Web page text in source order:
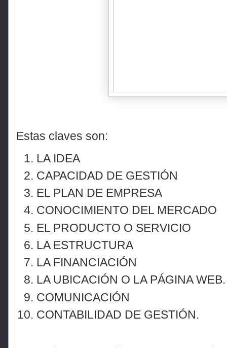
Estas claves son:
LA IDEA
CAPACIDAD DE GESTIÓN
EL PLAN DE EMPRESA
CONOCIMIENTO DEL MERCADO
EL PRODUCTO O SERVICIO
LA ESTRUCTURA
LA FINANCIACIÓN
LA UBICACIÓN O LA PÁGINA WEB.
COMUNICACIÓN
CONTABILIDAD DE GESTIÓN.